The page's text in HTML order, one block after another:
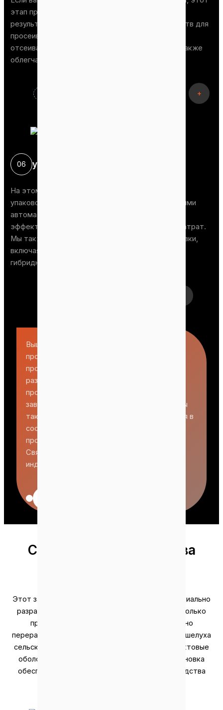
этап процесса позволяет добиться идеального
результата. Мы разработали несколько устройств для
просеивания гранул. Эти устройства позволяют
отсеивать гранулы EFB различных размеров, а также
облегчают вторичную грануляцию.
+
06 упаковка Стадия
На этом участке производства мы разработали
упаковочное оборудование с различными уровнями
автоматизации. Эти машины обеспечивают
эффективную упаковку при сокращении трудозатрат.
Мы также предлагаем различные методы упаковки,
включая запайку теплом, запайку проволокой и
гибридную запайку.
Выше описана стандартная схема
производственного процесса для завода по
производству пеллет из EFB. Эта система
разработана на основе реальных условий
производства, что подходит для установки
завода и смежных областей применения. Мы
также предлагаем индивидуальные решения в
соответствии с вашими сырьевыми и
производственными потребностями.
Свяжитесь с нами, чтобы получить
индивидуальное решение.
Сырье для производства
Этот завод по производству гранул из EFB специально
разработан для переработки шелухи. Она не только
производит гранулы из EFB, но и эффективно
перерабатывает другие виды гранул, такие как шелуха
сельскохозяйственных культур и твердые фруктовые
оболочки. Каким бы ни было ваше сырье, установка
обеспечивает идеальные результаты производства